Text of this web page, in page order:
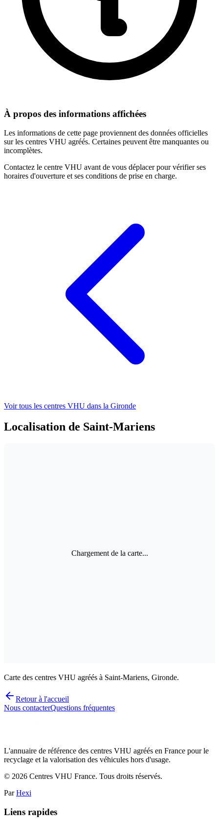
À propos des informations affichées
Les informations de cette page proviennent des données officielles
sur les centres VHU agréés. Certaines peuvent être manquantes ou
incomplètes.
Contactez le centre VHU avant de vous déplacer pour vérifier ses
horaires d'ouverture et ses conditions de prise en charge.
Voir tous les centres VHU dans la Gironde
Localisation de Saint-Mariens
Chargement de la carte...
Carte des centres VHU agréés à Saint-Mariens, Gironde.
Retour à l'accueil
Nous contacterQuestions fréquentes
L'annuaire de référence des centres VHU agréés en France pour le
recyclage et la valorisation des véhicules hors d'usage.
© 2026 Centres VHU France. Tous droits réservés.
Par Hexi
Liens rapides